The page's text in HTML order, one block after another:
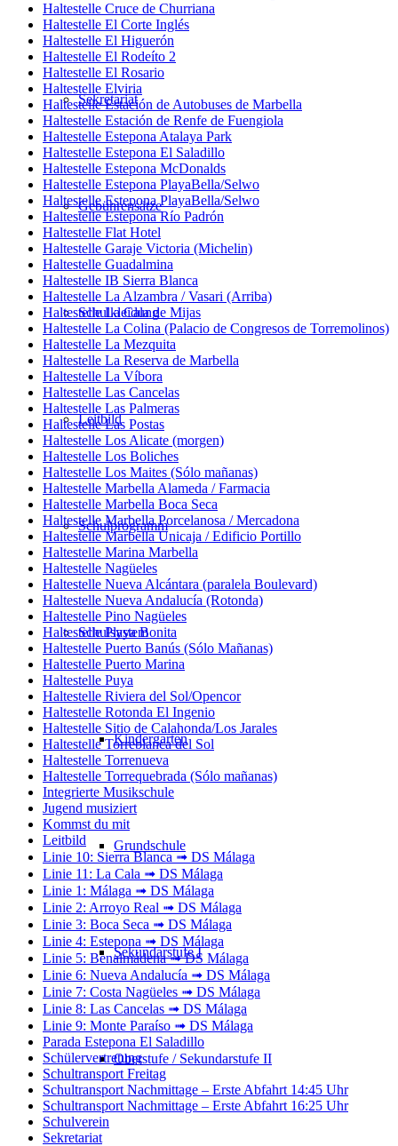
Sekretariat
Gebührensätze
Schulkleidung
Leitbild
Schulprogramm
Schulsystem
Kindergarten
Grundschule
Sekundarstufe I
Oberstufe / Sekundarstufe II
Haltestelle Cruce de Churriana
Haltestelle El Corte Inglés
Haltestelle El Higuerón
Haltestelle El Rodeíto 2
Haltestelle El Rosario
Haltestelle Elviria
Haltestelle Estación de Autobuses de Marbella
Haltestelle Estación de Renfe de Fuengiola
Haltestelle Estepona Atalaya Park
Haltestelle Estepona El Saladillo
Haltestelle Estepona McDonalds
Haltestelle Estepona PlayaBella/Selwo
Haltestelle Estepona PlayaBella/Selwo
Haltestelle Estepona Río Padrón
Haltestelle Flat Hotel
Haltestelle Garaje Victoria (Michelin)
Haltestelle Guadalmina
Haltestelle IB Sierra Blanca
Haltestelle La Alzambra / Vasari (Arriba)
Haltestelle La Cala de Mijas
Haltestelle La Colina (Palacio de Congresos de Torremolinos)
Haltestelle La Mezquita
Haltestelle La Reserva de Marbella
Haltestelle La Víbora
Haltestelle Las Cancelas
Haltestelle Las Palmeras
Haltestelle Las Postas
Haltestelle Los Alicate (morgen)
Haltestelle Los Boliches
Haltestelle Los Maites (Sólo mañanas)
Haltestelle Marbella Alameda / Farmacia
Haltestelle Marbella Boca Seca
Haltestelle Marbella Porcelanosa / Mercadona
Haltestelle Marbella Unicaja / Edificio Portillo
Haltestelle Marina Marbella
Haltestelle Nagüeles
Haltestelle Nueva Alcántara (paralela Boulevard)
Haltestelle Nueva Andalucía (Rotonda)
Haltestelle Pino Nagüeles
Haltestelle Playa Bonita
Haltestelle Puerto Banús (Sólo Mañanas)
Haltestelle Puerto Marina
Haltestelle Puya
Haltestelle Riviera del Sol/Opencor
Haltestelle Rotonda El Ingenio
Haltestelle Sitio de Calahonda/Los Jarales
Haltestelle Torreblanca del Sol
Haltestelle Torrenueva
Haltestelle Torrequebrada (Sólo mañanas)
Integrierte Musikschule
Jugend musiziert
Kommst du mit
Leitbild
Linie 10: Sierra Blanca ➟ DS Málaga
Linie 11: La Cala ➟ DS Málaga
Linie 1: Málaga ➟ DS Málaga
Linie 2: Arroyo Real ➟ DS Málaga
Linie 3: Boca Seca ➟ DS Málaga
Linie 4: Estepona ➟ DS Málaga
Linie 5: Benalmádena ➟ DS Málaga
Linie 6: Nueva Andalucía ➟ DS Málaga
Linie 7: Costa Nagüeles ➟ DS Málaga
Linie 8: Las Cancelas ➟ DS Málaga
Linie 9: Monte Paraíso ➟ DS Málaga
Parada Estepona El Saladillo
Schülervertretung
Schultransport Freitag
Schultransport Nachmittage – Erste Abfahrt 14:45 Uhr
Schultransport Nachmittage – Erste Abfahrt 16:25 Uhr
Schulverein
Sekretariat